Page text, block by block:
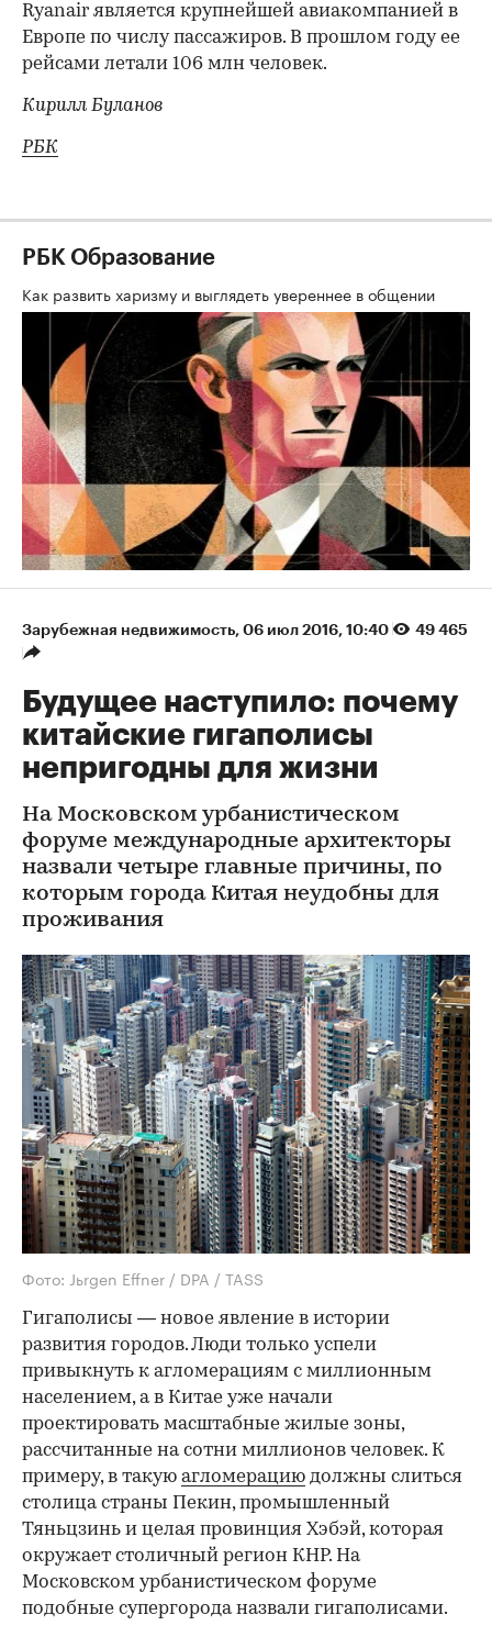
Ryanair является крупнейшей авиакомпанией в
Европе по числу пассажиров. В прошлом году ее
рейсами летали 106 млн человек.
Кирилл Буланов
РБК
РБК Образование
Как развить харизму и выглядеть увереннее в общении
Зарубежная недвижимость⁠, 06 июл 2016, 10:40 49 465
Будущее наступило: почему
китайские гигаполисы
непригодны для жизни
На Московском урбанистическом
форуме международные архитекторы
назвали четыре главные причины, по
которым города Китая неудобны для
проживания
Фото: Jьrgen Effner / DPA / TASS
Гигаполисы — новое явление в истории
развития городов. Люди только успели
привыкнуть к агломерациям с миллионным
населением, а в Китае уже начали
проектировать масштабные жилые зоны,
рассчитанные на сотни миллионов человек. К
примеру, в такую агломерацию должны слиться
столица страны Пекин, промышленный
Тяньцзинь и целая провинция Хэбэй, которая
окружает столичный регион КНР. На
Московском урбанистическом форуме
подобные супергорода назвали гигаполисами.